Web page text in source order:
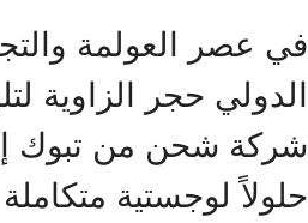
في عصر العولمة
الدولي حجر الزاوية
شركة شحن من تبوك
حلولاً لوجستية